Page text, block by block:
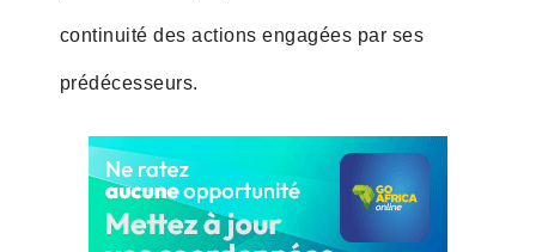
continuité des actions engagées par ses
prédécesseurs.